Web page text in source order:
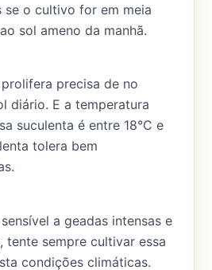
se o cultivo for em meia
sol ameno da manhã.
precisa de no
diário. E a temperatura
suculenta é entre 18°C e
tolera bem
a geadas intensas e
tente sempre cultivar essa
condições climáticas.